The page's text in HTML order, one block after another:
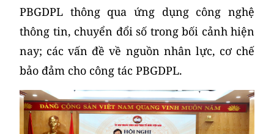
PBGDPL thông qua ứng dụng công nghệ
thông tin, chuyển đổi số trong bối cảnh hiện
nay; các vấn đề về nguồn nhân lực, cơ chế
bảo đảm cho công tác PBGDPL.